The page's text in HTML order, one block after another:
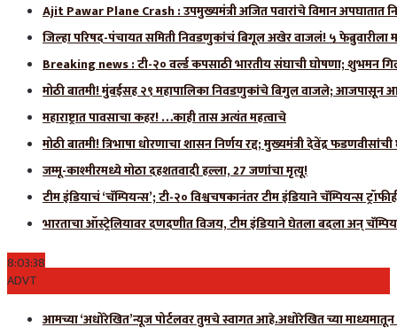
Ajit Pawar Plane Crash : उपमुख्यमंत्री अजित पवारांचे विमान अपघातात
जिल्हा परिषद-पंचायत समिती निवडणुकांचं बिगूल अखेर वाजलं! ५ फेब्रुवारीला
Breaking news : टी-२० वर्ल्ड कपसाठी भारतीय संघाची घोषणा; शुभमन
मोठी बातमी! मुंबईसह २९ महापालिका निवडणुकांचे बिगुल वाजले; आजपासून
महाराष्ट्रात पावसाचा कहर! …काही तास अत्यंत महत्वाचे
मोठी बातमी! त्रिभाषा धोरणाचा शासन निर्णय रद्द; मुख्यमंत्री देवेंद्र
जम्मू-काश्मीरमध्ये मोठा दहशतवादी हल्ला, 27 जणांचा मृत्यू!
टीम इंडियाचं ‘चॅम्पियन्स’; टी-२० विश्वचषकानंतर टीम इंडियाने चॅम्पियन्स
भारताचा ऑस्ट्रेलियावर दणदणीत विजय, टीम इंडियाने घेतला बदला अन्
8:03:39
ADVT
आमच्या ‘अधोरेखित’न्यूज पोर्टलवर तुमचे स्वागत आहे.अधोरेखित च्या माध्यमातून